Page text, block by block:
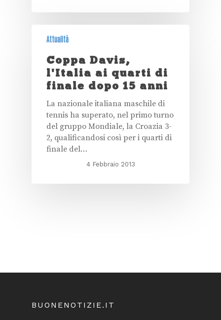
Attualità
Coppa Davis,
l'Italia ai quarti di
finale dopo 15 anni
La nazionale italiana maschile di
tennis ha superato, nel primo turno
del gruppo Mondiale, la Croazia 3-
2, qualificandosi così per i quarti di
finale del…
4 Febbraio 2013
BUONENOTIZIE.IT